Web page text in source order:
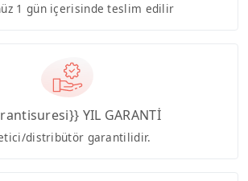
1 gün içerisinde teslim edilir
YIL GARANTİ
distribütör garantilidir.